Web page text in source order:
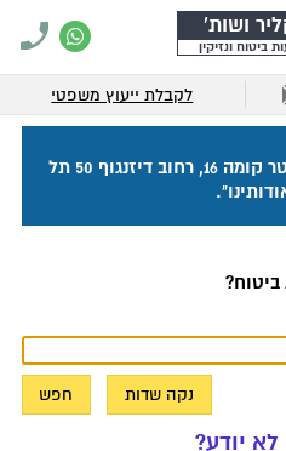
ושות'
ביטוח ונזיקין
לקבלת ייעוץ משפטי
כתובתנו: מגדל על דיזנגוף סנטר קומה 16, רחוב דיזנגוף 50 תל